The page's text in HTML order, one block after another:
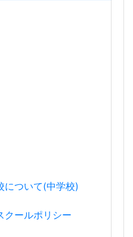
について(中学校)
クールポリシー